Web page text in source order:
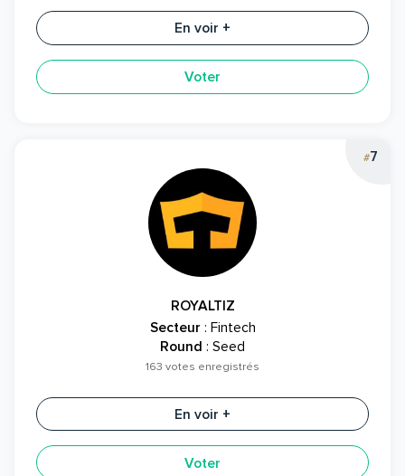
En voir +
Voter
#7
ROYALTIZ
Secteur : Fintech
Round : Seed
163 votes enregistrés
En voir +
Voter